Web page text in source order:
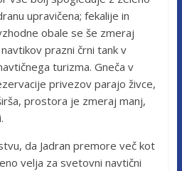
upravičena; fekalije in
obale se še zmeraj
prazni črni tank v
turizma. Gneča v
privezov parajo živce,
prostora je zmeraj manj,
da Jadran premore več kot
velja za svetovni navtični